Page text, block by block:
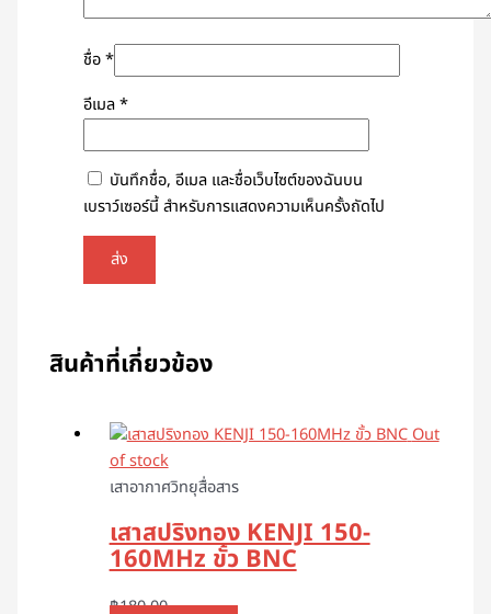
ชื่อ*
อีเมล*
บันทึกชื่อ, อีเมล และชื่อเว็บไซต์ของฉันบน
เบราว์เซอร์นี้ สำหรับการแสดงความเห็นครั้งถัดไป
สินค้าที่เกี่ยวข้อง
Out
of stock
เสาอากาศวิทยุสื่อสาร
เสาสปริงทอง KENJI 150-
160MHz ขั้ว BNC
฿180.00